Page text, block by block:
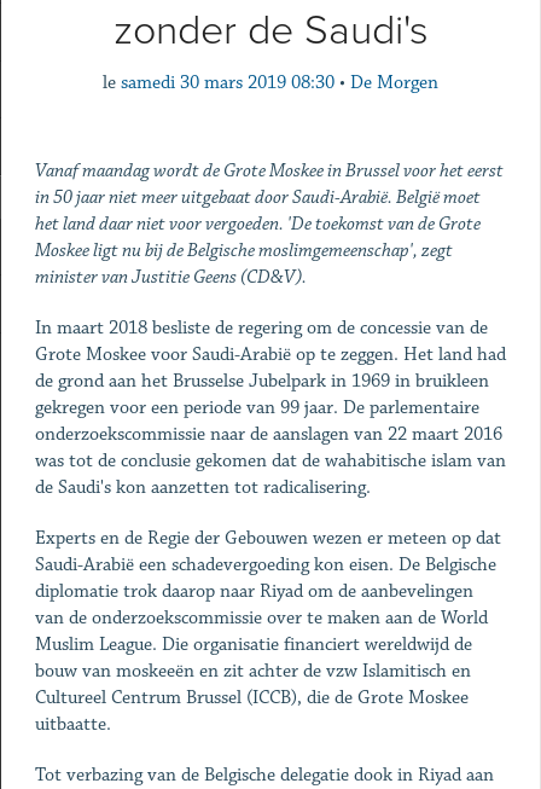
zonder de Saudi's
le samedi 30 mars 2019 08:30 • De Morgen
Vanaf maandag wordt de Grote Moskee in Brussel voor het eerst
in 50 jaar niet meer uitgebaat door Saudi-Arabië. België moet
het land daar niet voor vergoeden. 'De toekomst van de Grote
Moskee ligt nu bij de Belgische moslimgemeenschap', zegt
minister van Justitie Geens (CD&V).
In maart 2018 besliste de regering om de concessie van de
Grote Moskee voor Saudi-Arabië op te zeggen. Het land had
de grond aan het Brusselse Jubelpark in 1969 in bruikleen
gekregen voor een periode van 99 jaar. De parlementaire
onderzoekscommissie naar de aanslagen van 22 maart 2016
was tot de conclusie gekomen dat de wahabitische islam van
de Saudi's kon aanzetten tot radicalisering.
Experts en de Regie der Gebouwen wezen er meteen op dat
Saudi-Arabië een schadevergoeding kon eisen. De Belgische
diplomatie trok daarop naar Riyad om de aanbevelingen
van de onderzoekscommissie over te maken aan de World
Muslim League. Die organisatie financiert wereldwijd de
bouw van moskeeën en zit achter de vzw Islamitisch en
Cultureel Centrum Brussel (ICCB), die de Grote Moskee
uitbaatte.
Tot verbazing van de Belgische delegatie dook in Riyad aan